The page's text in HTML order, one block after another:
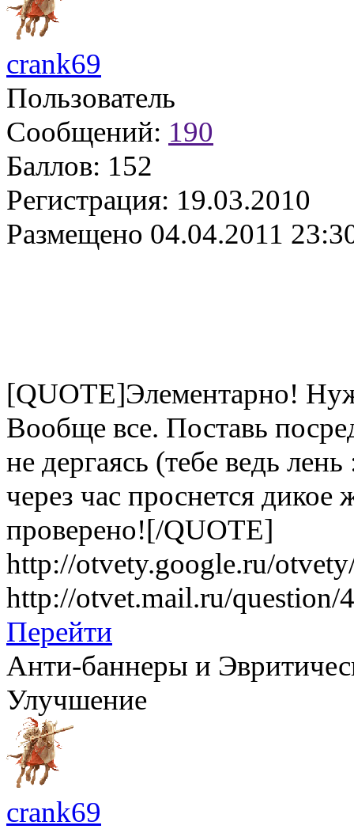
crank69
Пользователь
Сообщений: 190
Баллов: 152
Регистрация: 19.03.2010
Размещено 04.04.2011
[QUOTE]Элементарно!
Вообще все. Поставь
не дергаясь (тебе ведь
через час проснется
проверено![/QUOTE]
http://otvety.google.ru/
http://otvet.mail.ru/question/
Перейти
Анти-баннеры и
Улучшение
crank69